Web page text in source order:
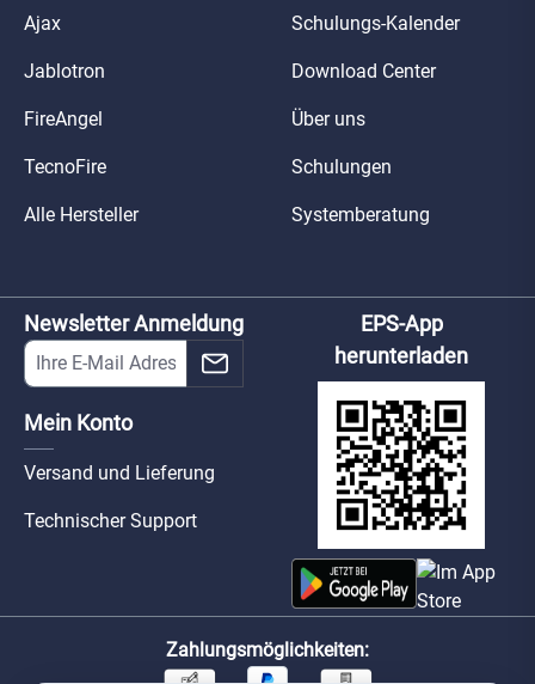
Ajax
Jablotron
FireAngel
TecnoFire
Alle Hersteller
Schulungs-Kalender
Download Center
Über uns
Schulungen
Systemberatung
Newsletter Anmeldung
Mein Konto
Versand und Lieferung
Technischer Support
EPS-App
herunterladen
Zahlungsmöglichkeiten: